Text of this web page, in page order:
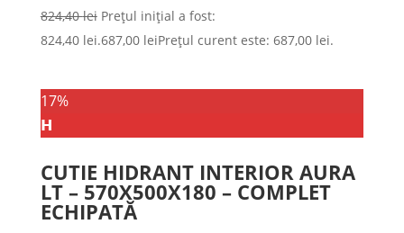
824,40lei Prețul inițial a fost:
824,40 lei.687,00 leiPrețul curent este: 687,00 lei.
17%
𝗛
CUTIE HIDRANT INTERIOR AURA
LT – 570X500X180 – COMPLET
ECHIPATĂ